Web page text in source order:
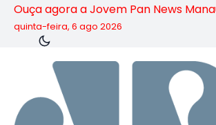
Ouça agora a Jovem Pan News
quinta-feira, 6 ago 2026